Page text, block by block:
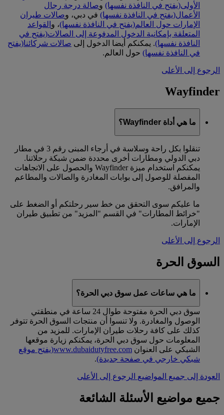
الأولى(يفتح في النافذة نفسها) وصالة درجة رجال
الأعمال(يفتح في النافذة نفسها) في دبي، وصالات طيران
الإمارات حول العالم(يفتح في النافذة نفسها)، و القواعد
المتعلقة بإمكانية الدخول المدفوعة إلى الصالات(يفتح في
النافذة نفسها). يمكنكم أيضا الدخول إلى صالات شركائنا(يفتح
في النافذة نفسها) حول العالم.
الرجوع إلى الأعلى
Wayfinder
ما هي أداة Wayfinder؟
تنقلوا بكل راحة وسلاسة في أرجاء المبنى رقم 3 في مطار
دبي الدولي ومطارات أخرى محددة ضمن شبكة رحلاتنا.
يمكنكم استخدام ميزة Wayfinder والحصول على الاتجاهات
المفصلة للوصول إلى بوابات المغادرة والصالات والمطاعم
والمرافق.
ما عليكم سوى التحقق من خط سير رحلتكم أو الضغط على
"خرائط المطارات" في القسم "المزيد" من تطبيق طيران
الإمارات.
الرجوع إلى الأعلى
السوق الحرة
ما هي ساعات عمل سوق دبي الحرة؟
سوق دبي الحرة مفتوحة طوال 24 ساعة في منطقتي
الوصول والمغادرة. ولا تنسوا أن منتجات السوق الحرة تتوفر
كذلك على كافة رحلات طيران الإمارات. للمزيد من
المعلومات حول سوق دبي الحرة، يمكنكم زيارة موقعها
الشبكي على العنوان www.dubaidutyfree.com(يفتح موقع
شبكي خارجي في صفحة جديدة).
العودة إلى جميع المواضيع الرجوع إلى الأعلى
جميع مواضيع الأسئلة الشائعة